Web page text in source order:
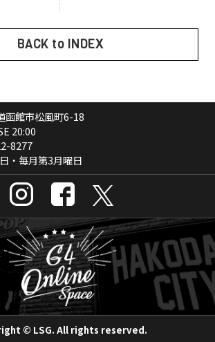
BACK to INDEX
函館市松風町6-18
20:00
8277
・毎月第3月曜日
© LSG. All rights reserved.